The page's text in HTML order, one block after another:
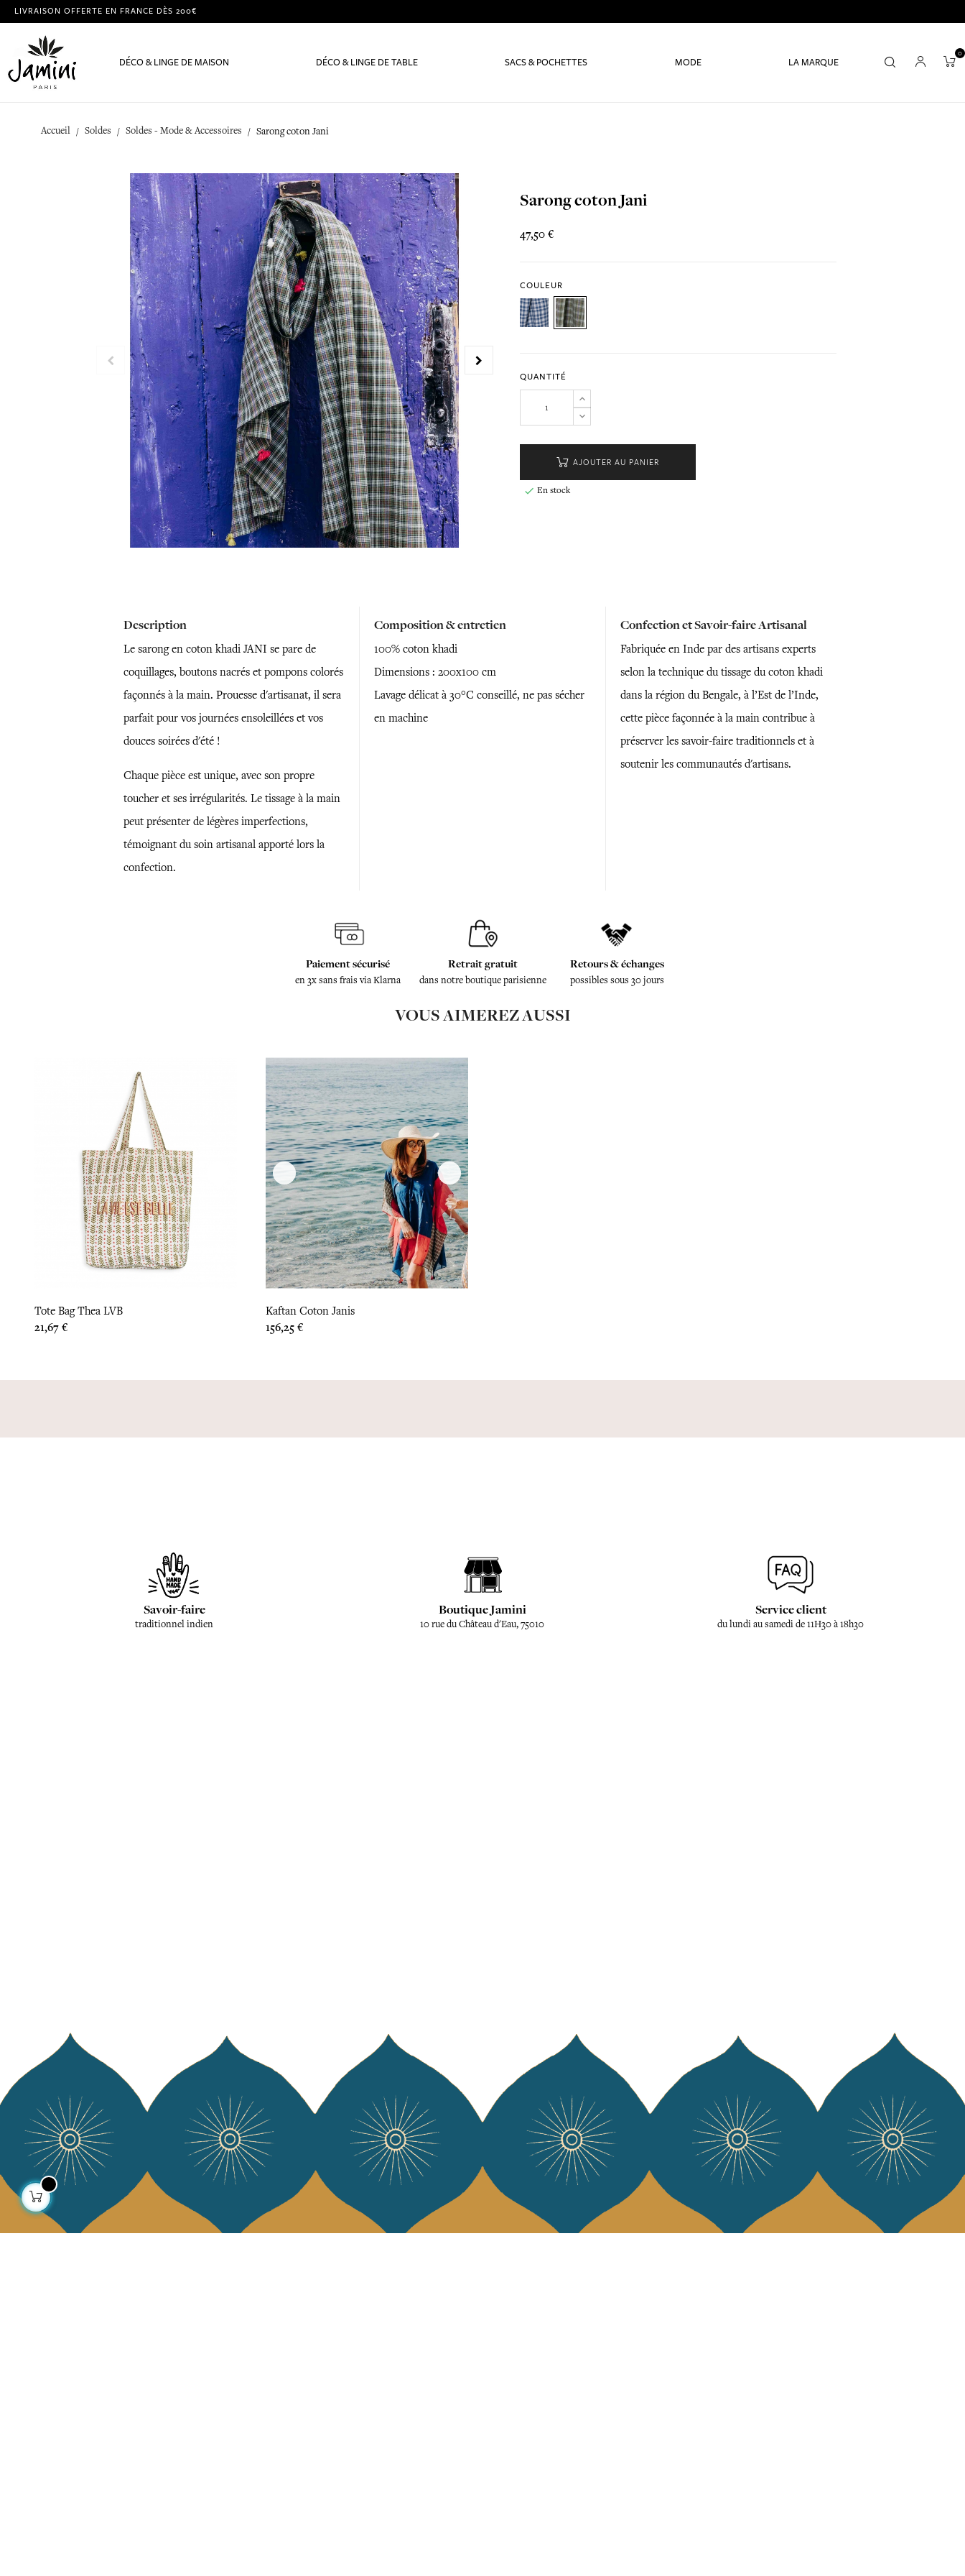
LIVRAISON OFFERTE EN FRANCE DÈS 200€
DÉCO & LINGE DE MAISON DÉCO & LINGE DE TABLE SACS & POCHETTES MODE LA MARQUE
0
Accueil Soldes Soldes - Mode & Accessoires Sarong coton Jani
Sarong coton Jani
47,50 €
COULEUR
QUANTITÉ
AJOUTER AU PANIER
 En stock
Description
Le sarong en coton khadi JANI se pare de
coquillages, boutons nacrés et pompons colorés
façonnés à la main. Prouesse d'artisanat, il sera
parfait pour vos journées ensoleillées et vos
douces soirées d'été !
Chaque pièce est unique, avec son propre
toucher et ses irrégularités. Le tissage à la main
peut présenter de légères imperfections,
témoignant du soin artisanal apporté lors la
confection.
Composition & entretien
100% coton khadi
Dimensions : 200x100 cm
Lavage délicat à 30°C conseillé, ne pas sécher
en machine
Confection et Savoir-faire Artisanal
Fabriquée en Inde par des artisans experts
selon la technique du tissage du coton khadi
dans la région du Bengale, à l’Est de l’Inde,
cette pièce façonnée à la main contribue à
préserver les savoir-faire traditionnels et à
soutenir les communautés d'artisans.
Paiement sécurisé
en 3x sans frais via Klarna
Retrait gratuit
dans notre boutique parisienne
Retours & échanges
possibles sous 30 jours
VOUS AIMEREZ AUSSI
Tote Bag Thea LVB
Prix
21,67 €
Kaftan Coton Janis
Prix
156,25 €
Savoir-faire
traditionnel indien
Boutique Jamini
10 rue du Château d'Eau, 75010
Service client
du lundi au samedi de 11H30 à 18h30